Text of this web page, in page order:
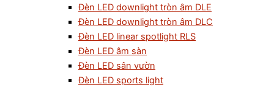
Đèn LED downlight tròn âm DLE
Đèn LED downlight tròn âm DLC
Đèn LED linear spotlight RLS
Đèn LED âm sàn
Đèn LED sân vườn
Đèn LED sports light